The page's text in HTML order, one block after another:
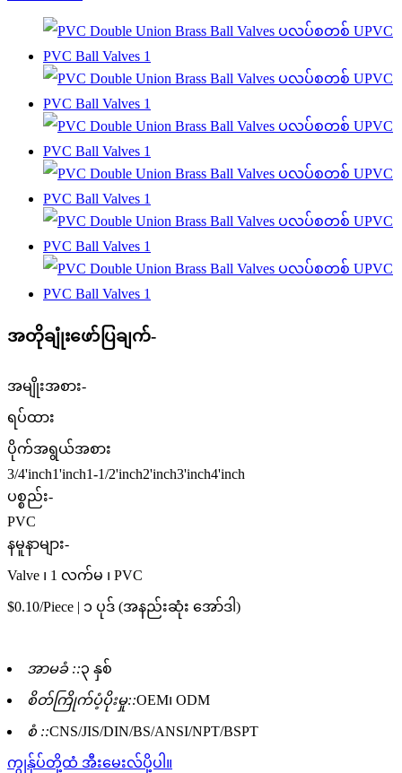
အတိုချုံးဖော်ပြချက်-
အမျိုးအစား-
ရပ်ထား
ပိုက်အရွယ်အစား
3/4'inch1'inch1-1/2'inch2'inch3'inch4'inch
ပစ္စည်း-
PVC
နမူနာများ-
Valve ၊ 1 လက်မ ၊ PVC
$0.10/Piece | ၁ ပုဒ် (အနည်းဆုံး အော်ဒါ)
အာမခံ ::၃ နှစ်
စိတ်ကြိုက်ပံ့ပိုးမှု::OEM၊ ODM
စံ ::CNS/JIS/DIN/BS/ANSI/NPT/BSPT
ကျွန်ုပ်တို့ထံ အီးမေးလ်ပို့ပါ။